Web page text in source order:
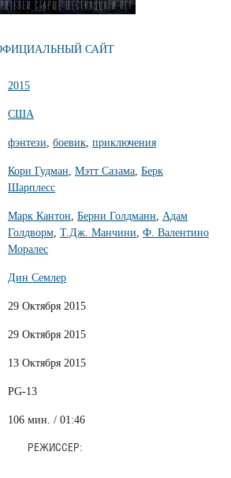
САЙТ
2015
США
фэнтези боевик приключения
Кори Гудман Мэтт Сазама Берк
Шарплесс
Марк Кантон Берни Голдманн
Адам
Голдворм Т.Дж. Манчини Ф. Валентино
Моралес
Дин Семлер
29 Октября 2015
29 Октября 2015
13 Октября 2015
PG-13
106 мин. / 01:46
РЕЖИССЕР: